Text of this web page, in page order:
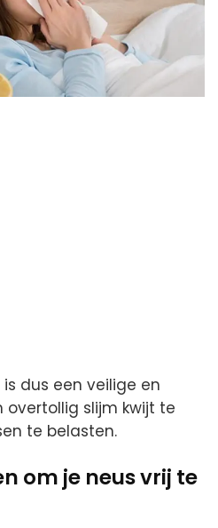
dus een veilige en
slijm kwijt te
te belasten.
om je neus vrij te